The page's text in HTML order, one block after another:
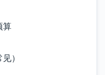
算
）